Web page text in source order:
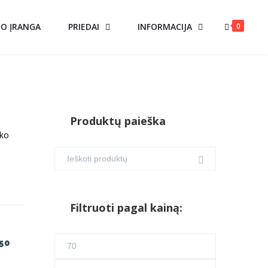
0
ĮRANGA PRIEDAI INFORMACIJA
Produktų paieška
Filtruoti pagal kainą: